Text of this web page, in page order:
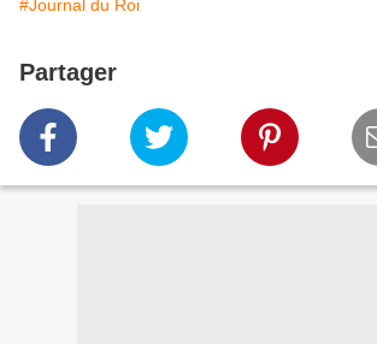
#Journal du Roi
Partager